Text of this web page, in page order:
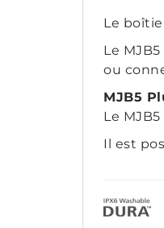
Le
Le
ou
MJB5
Le
Il est